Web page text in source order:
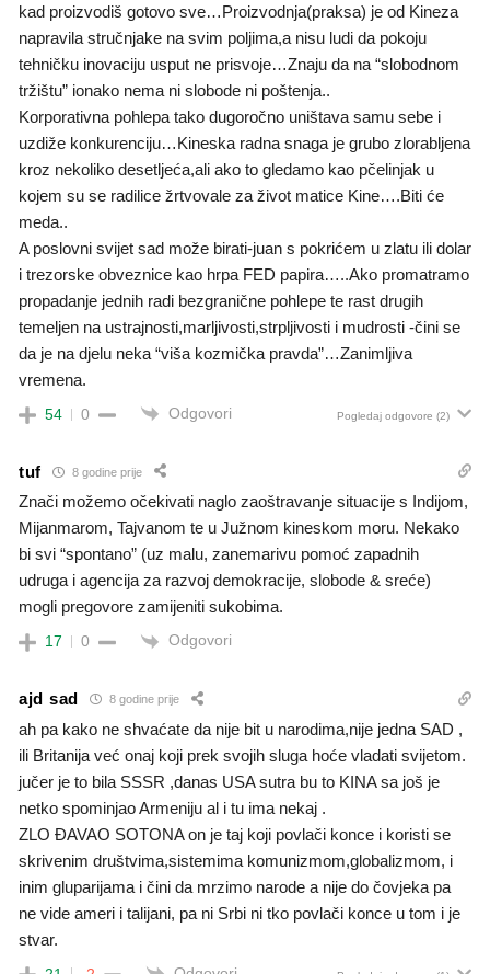
kad proizvodiš gotovo sve…Proizvodnja(praksa) je od Kineza
napravila stručnjake na svim poljima,a nisu ludi da pokoju
tehničku inovaciju usput ne prisvoje…Znaju da na “slobodnom
tržištu” ionako nema ni slobode ni poštenja..
Korporativna pohlepa tako dugoročno uništava samu sebe i
uzdiže konkurenciju…Kineska radna snaga je grubo zlorabljena
kroz nekoliko desetljeća,ali ako to gledamo kao pčelinjak u
kojem su se radilice žrtvovale za život matice Kine….Biti će
meda..
A poslovni svijet sad može birati-juan s pokrićem u zlatu ili dolar
i trezorske obveznice kao hrpa FED papira…..Ako promatramo
propadanje jednih radi bezgranične pohlepe te rast drugih
temeljen na ustrajnosti,marljivosti,strpljivosti i mudrosti -čini se
da je na djelu neka “viša kozmička pravda”…Zanimljiva
vremena.
54 0 Odgovori Pogledaj odgovore (2)
tuf 8 godine prije
Znači možemo očekivati naglo zaoštravanje situacije s Indijom,
Mijanmarom, Tajvanom te u Južnom kineskom moru. Nekako
bi svi “spontano” (uz malu, zanemarivu pomoć zapadnih
udruga i agencija za razvoj demokracije, slobode & sreće)
mogli pregovore zamijeniti sukobima.
17 0 Odgovori
ajd sad 8 godine prije
ah pa kako ne shvaćate da nije bit u narodima,nije jedna SAD ,
ili Britanija već onaj koji prek svojih sluga hoće vladati svijetom.
jučer je to bila SSSR ,danas USA sutra bu to KINA sa još je
netko spominjao Armeniju al i tu ima nekaj .
ZLO ĐAVAO SOTONA on je taj koji povlači konce i koristi se
skrivenim društvima,sistemima komunizmom,globalizmom, i
inim gluparijama i čini da mrzimo narode a nije do čovjeka pa
ne vide ameri i talijani, pa ni Srbi ni tko povlači konce u tom i je
stvar.